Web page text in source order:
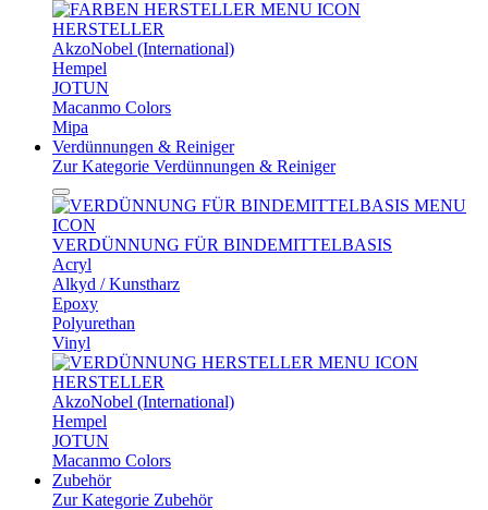
HERSTELLER
AkzoNobel (International)
Hempel
JOTUN
Macanmo Colors
Mipa
Verdünnungen & Reiniger
Zur Kategorie Verdünnungen & Reiniger
VERDÜNNUNG FÜR BINDEMITTELBASIS
Acryl
Alkyd / Kunstharz
Epoxy
Polyurethan
Vinyl
HERSTELLER
AkzoNobel (International)
Hempel
JOTUN
Macanmo Colors
Zubehör
Zur Kategorie Zubehör